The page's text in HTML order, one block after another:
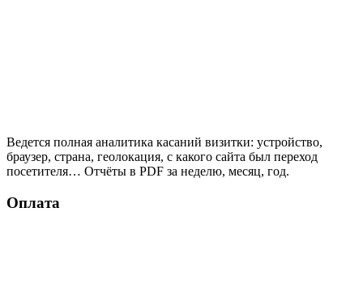
Ведется полная аналитика касаний визитки: устройство,
браузер, страна, геолокация, с какого сайта был переход
посетителя… Отчёты в PDF за неделю, месяц, год.
Оплата